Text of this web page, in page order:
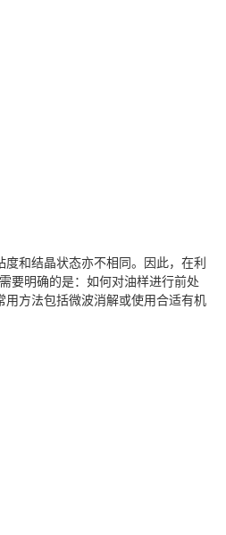
和结晶状态亦不相同。因此，在利
要明确的是：如何对油样进行前处
方法包括微波消解或使用合适有机